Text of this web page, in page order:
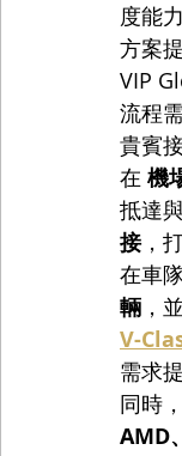
度能
方案
VIP
流程
貴賓
在 機
抵達
接，
在車
輛 ，
V-
需求
同時
AMD